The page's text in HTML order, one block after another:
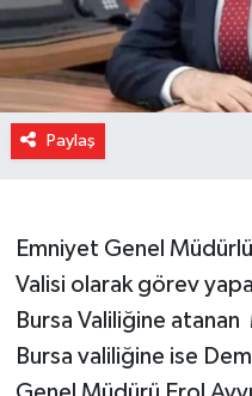
Paylaş
Emniyet Genel
Valisi olarak görev
Bursa Valiliğine
Bursa valiliğine ise